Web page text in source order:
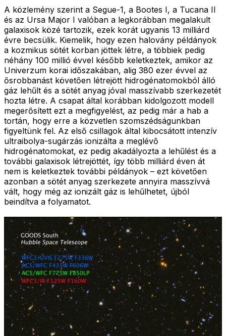
A közlemény szerint a Segue-1, a Bootes I, a Tucana II
és az Ursa Major I valóban a legkorábban megalakult
galaxisok közé tartozik, ezek korát ugyanis 13 milliárd
évre becsülik. Kiemelik, hogy ezen halovány példányok
a kozmikus sötét korban jöttek létre, a többiek pedig
néhány 100 millió évvel később keletkeztek, amikor az
Univerzum korai időszakában, alig 380 ezer évvel az
ősrobbanást követően létrejött hidrogénatomokból álló
gáz lehűlt és a sötét anyag jóval masszívabb szerkezetét
hozta létre. A csapat által korábban kidolgozott modell
megerősített ezt a megfigyelést, az pedig már a hab a
tortán, hogy erre a közvetlen szomszédságunkban
figyeltünk fel. Az első csillagok által kibocsátott intenzív
ultraibolya-sugárzás ionizálta a meglévő
hidrogénatomokat, ez pedig akadályozta a lehűlést és a
további galaxisok létrejöttét, így több milliárd éven át
nem is keletkeztek további példányok – ezt követően
azonban a sötét anyag szerkezete annyira masszívvá
vált, hogy még az ionizált gáz is lehűlhetet, újból
beindítva a folyamatot.